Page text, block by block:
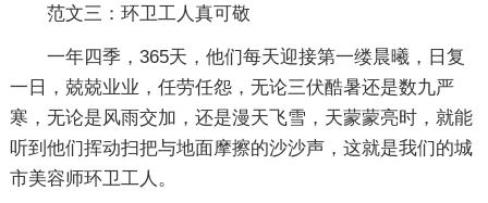
范文三：环卫工人真可敬
一年四季，365天，他们每天迎接第一缕晨曦，日复
一日，兢兢业业，任劳任怨，无论三伏酷暑还是数九严
寒，无论是风雨交加，还是漫天飞雪，天蒙蒙亮时，就能
听到他们挥动扫把与地面摩擦的沙沙声，这就是我们的城
市美容师环卫工人。